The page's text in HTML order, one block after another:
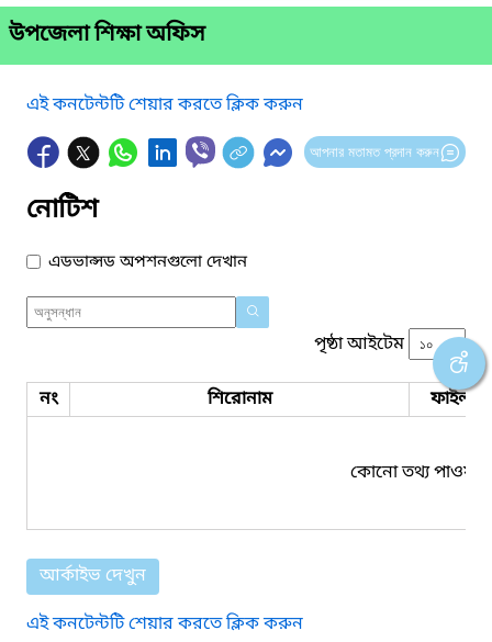
উপজেলা শিক্ষা অফিস
এই কনটেন্টটি শেয়ার করতে ক্লিক করুন
আপনার মতামত প্রদান করুন
নোটিশ
এডভান্সড অপশনগুলো দেখান
পৃষ্ঠা আইটেম
নং শিরোনাম ফাইল
কোনো তথ্য পাওয়া
আর্কাইভ দেখুন
এই কনটেন্টটি শেয়ার করতে ক্লিক করুন